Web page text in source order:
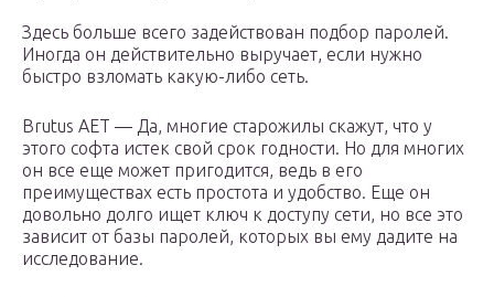
Здесь больше всего задействован подбор паролей.
Иногда он действительно выручает, если нужно
быстро взломать какую-либо сеть.
Brutus AET — Да, многие старожилы скажут, что у
этого софта истек свой срок годности. Но для многих
он все еще может пригодится, ведь в его
преимуществах есть простота и удобство. Еще он
довольно долго ищет ключ к доступу сети, но все это
зависит от базы паролей, которых вы ему дадите на
исследование.